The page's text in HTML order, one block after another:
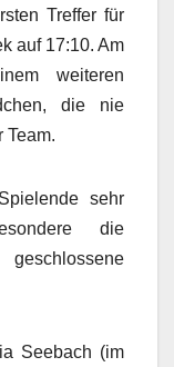
Treffer für
auf 17:10. Am
weiteren
die nie
Team.
sehr
die
Seebach (im